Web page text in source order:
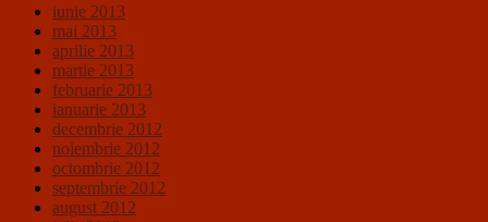
iunie 2013
mai 2013
aprilie 2013
martie 2013
februarie 2013
ianuarie 2013
decembrie 2012
noiembrie 2012
octombrie 2012
septembrie 2012
august 2012